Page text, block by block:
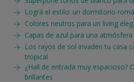
Lográ el estilo: un dormitorio
Colores neutros para un living
Capas de azul para una
Los rayos de sol invaden tu casa
tropical
¿Hall de entrada muy espacioso?
brillantes